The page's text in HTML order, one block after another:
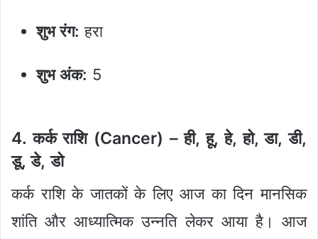
शुभ रंग: हरा
शुभ अंक: 5
4. कर्क राशि (Cancer) – ही, हू, हे, हो, डा, डी,
डू, डे, डो
कर्क राशि के जातकों के लिए आज का दिन मानसिक
शांति और आध्यात्मिक उन्नति लेकर आया है। आज